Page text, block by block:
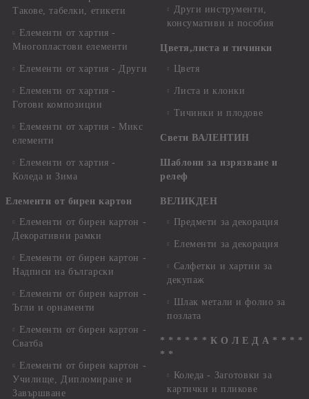
Такове, табелки, етикети
Елементи от хартия -
Многопластови елементи
Елементи от хартия - Други
Елементи от хартия -
Готови композиции
Елементи от хартия - Микс
елементи
Елементи от хартия -
Коледа и Зима
Елементи от бирен картон
Елементи от бирен картон -
Декоративни рамки
Елементи от бирен картон -
Надписи на български
Елементи от бирен картон -
Ъгли и орнаменти
Елементи от бирен картон -
Сватба
Елементи от бирен картон -
Училище, Дипломиране и
Завършване
Други инструменти,
консумативи и пособия
Цветя,листа и тичинки
Цветя
Листа и клонки
Тичинки и плодове
Свети ВАЛЕНТИН
Шаблони за изрязване и
релеф
ВЕЛИКДЕН
Предмети за декорация
Елементи за декорация
Салфетки и хартии за
декупаж
Шлак метали и фолио за
позлата
* * * * * * К О Л Е Д А * * * *
* *
Коледа - Заготовки за
картички и пликове